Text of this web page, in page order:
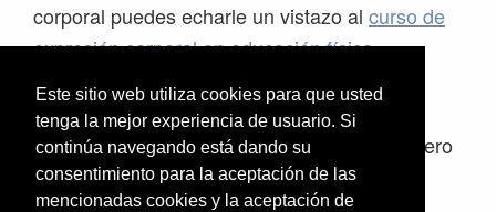
Este sitio web utiliza cookies para que usted
tenga la mejor experiencia de usuario. Si
continúa navegando está dando su
consentimiento para la aceptación de las
mencionadas cookies y la aceptación de
corporal puedes echarle un vistazo al curso de
expresión corporal en educación física
En este caso se puede realizar un
calentamiento dirigido, al estilo tradicional, pero
al ritmo de la música.